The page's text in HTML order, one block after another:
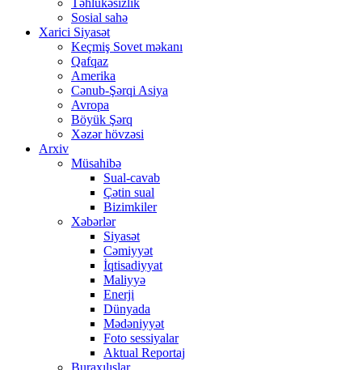
Təhlükəsizlik
Sosial sahə
Xarici Siyasət
Keçmiş Sovet məkanı
Qafqaz
Amerika
Cənub-Şərqi Asiya
Avropa
Böyük Şərq
Xəzər hövzəsi
Arxiv
Müsahibə
Sual-cavab
Çətin sual
Bizimkiler
Xəbərlər
Siyasət
Cəmiyyət
İqtisadiyyat
Maliyyə
Enerji
Dünyada
Mədəniyyət
Foto sessiyalar
Aktual Reportaj
Buraxılışlar